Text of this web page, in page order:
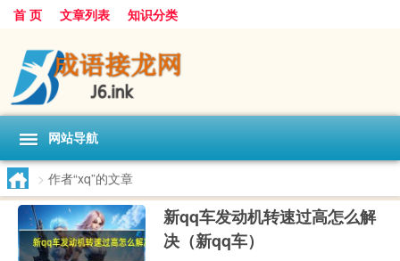
首 页 文章列表 知识分类
网站导航
> 作者“xq”的文章
新qq车发动机转速过高怎么解
决（新qq车）